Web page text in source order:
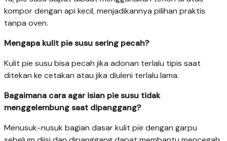
kompor dengan api kecil, menjadikannya pilihan praktis
tanpa oven.
Mengapa kulit pie susu sering pecah?
Kulit pie susu bisa pecah jika adonan terlalu tipis saat
ditekan ke cetakan atau jika diuleni terlalu lama.
Bagaimana cara agar isian pie susu tidak
menggelembung saat dipanggang?
Menusuk-nusuk bagian dasar kulit pie dengan garpu